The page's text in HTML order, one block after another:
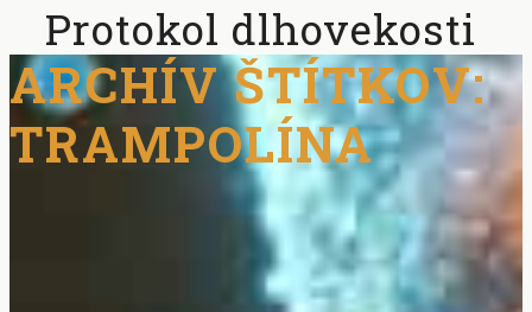
Protokol dlhovekosti
ARCHÍV ŠTÍTKOV:
TRAMPOLÍNA